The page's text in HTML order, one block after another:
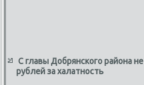
С главы Добрянского района
рублей за халатность